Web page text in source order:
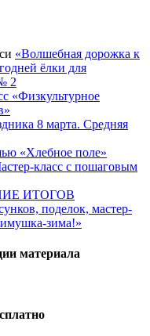
«Волшебная дорожка к
ёлки для
2
«Физкультурное
8 марта. Средняя
«Хлебное поле»
класс с пошаговым
ИТОГОВ
поделок, мастер-
зима!»
материала